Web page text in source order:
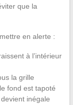
que la
en alerte :
à l’intérieur
la grille
fond est tapoté
inégale